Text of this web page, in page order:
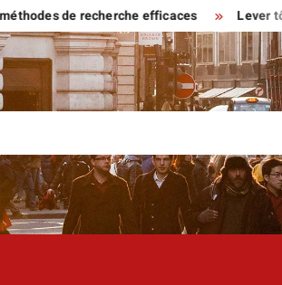
de recherche efficaces Lever tôt ou